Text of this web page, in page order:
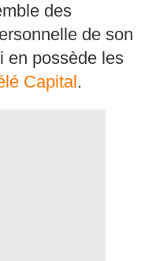
des
de son
en possède les
Capital.